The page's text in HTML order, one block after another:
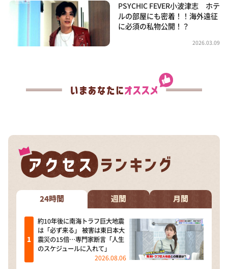
PSYCHIC FEVER小波津志 ホテ
ルの部屋にも密着！！海外遠征
に必須の私物公開！？
2026.03.09
24時間 週間 月間
約10年後に南海トラフ巨大地震
は「必ず来る」 被害は東日本大
震災の15倍…専門家断言「人生
のスケジュールに入れて」
2026.08.06